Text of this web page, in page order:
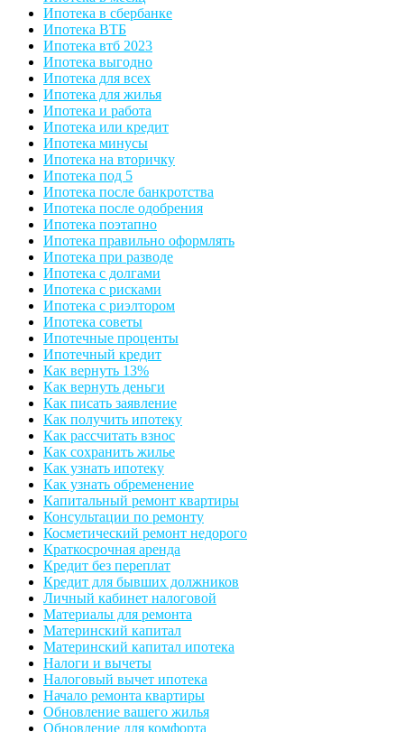
Ипотека в сбербанке
Ипотека ВТБ
Ипотека втб 2023
Ипотека выгодно
Ипотека для всех
Ипотека для жилья
Ипотека и работа
Ипотека или кредит
Ипотека минусы
Ипотека на вторичку
Ипотека под 5
Ипотека после банкротства
Ипотека после одобрения
Ипотека поэтапно
Ипотека правильно оформлять
Ипотека при разводе
Ипотека с долгами
Ипотека с рисками
Ипотека с риэлтором
Ипотека советы
Ипотечные проценты
Ипотечный кредит
Как вернуть 13%
Как вернуть деньги
Как писать заявление
Как получить ипотеку
Как рассчитать взнос
Как сохранить жилье
Как узнать ипотеку
Как узнать обременение
Капитальный ремонт квартиры
Консультации по ремонту
Косметический ремонт недорого
Краткосрочная аренда
Кредит без переплат
Кредит для бывших должников
Личный кабинет налоговой
Материалы для ремонта
Материнский капитал
Материнский капитал ипотека
Налоги и вычеты
Налоговый вычет ипотека
Начало ремонта квартиры
Обновление вашего жилья
Обновление для комфорта